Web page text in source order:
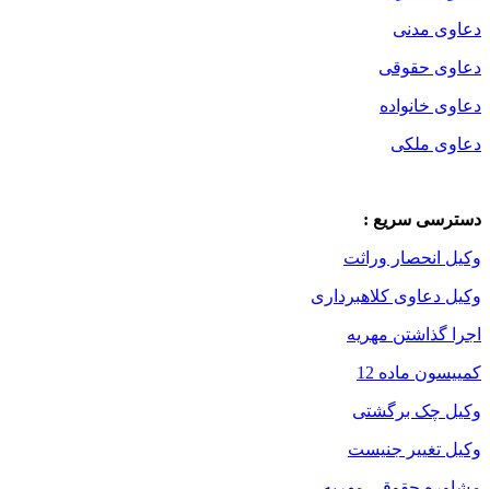
دعاوی مدنی
دعاوی حقوقی
دعاوی خانواده
دعاوی ملکی
دسترسی سریع :
وکیل انحصار وراثت
وکیل دعاوی کلاهبرداری
اجرا گذاشتن مهریه
کمییسون ماده 12
وکیل چک برگشتی
وکیل تغییر جنیست